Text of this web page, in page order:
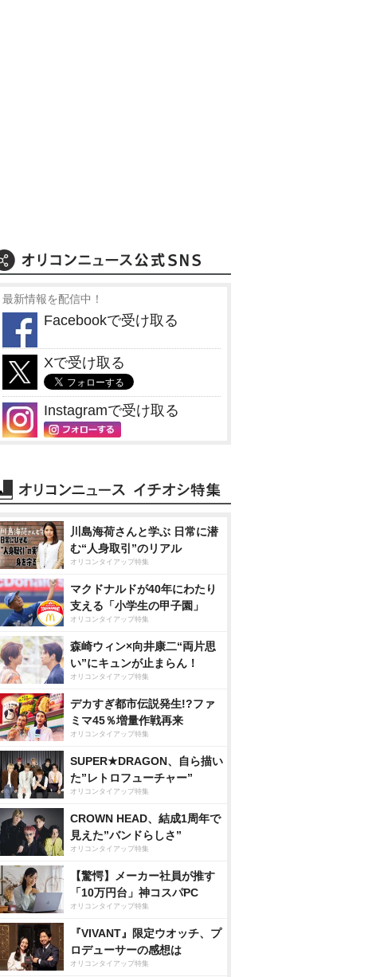
最新情報を配信中！
Facebookで受け取る
Xで受け取る
Instagramで受け取る
川島海荷さんと学ぶ 日常に潜
む“人身取引”のリアル
オリコンタイアップ特集
マクドナルドが40年にわたり
支える「小学生の甲子園」
オリコンタイアップ特集
森崎ウィン×向井康二“両片思
い”にキュンが止まらん！
オリコンタイアップ特集
デカすぎ都市伝説発生!?ファ
ミマ45％増量作戦再来
オリコンタイアップ特集
SUPER★DRAGON、自ら描い
た”レトロフューチャー”
オリコンタイアップ特集
CROWN HEAD、結成1周年で
見えた”バンドらしさ”
オリコンタイアップ特集
【驚愕】メーカー社員が推す
「10万円台」神コスパPC
オリコンタイアップ特集
『VIVANT』限定ウオッチ、プ
ロデューサーの感想は
オリコンタイアップ特集